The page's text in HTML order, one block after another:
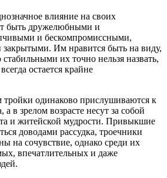
влияние на своих
быть дружелюбными и
и бескомпромиссными,
Им нравится быть на виду,
их точно нельзя назвать,
остается крайне
одинаково прислушиваются к
а в зрелом возрасте несут за собой
и житейской мудрости. Привыкшие
доводами рассудка, троечники
на сочувствие, однако среди их
впечатлительных и даже